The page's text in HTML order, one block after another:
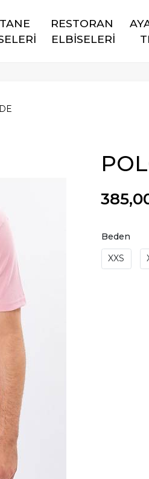
RESTORAN
ELBİSELERİ
Beden
XXS